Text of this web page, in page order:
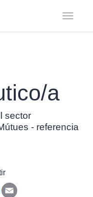
a
sector
- referencia
Facebook